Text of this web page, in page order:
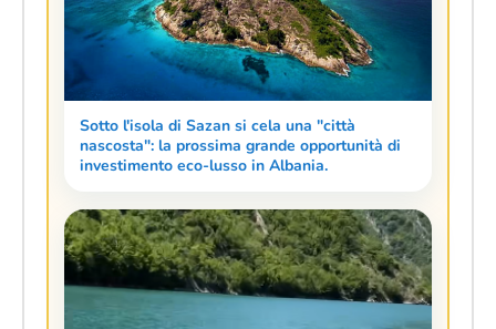
Sotto l'isola di Sazan si cela una "città
nascosta": la prossima grande opportunità di
investimento eco-lusso in Albania.